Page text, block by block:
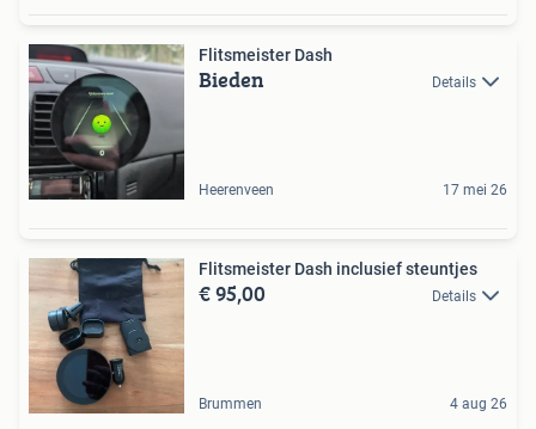
Flitsmeister Dash
Bieden Details
Heerenveen 17 mei 26
Flitsmeister Dash inclusief steuntjes
€ 95,00 Details
Brummen 4 aug 26